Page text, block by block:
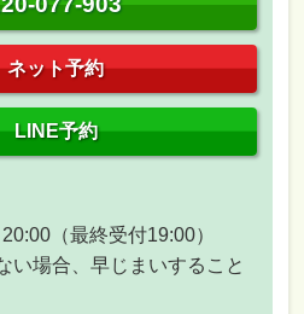
ネット予約
LINE予約
（最終受付19:00）
い場合、早じまいすること